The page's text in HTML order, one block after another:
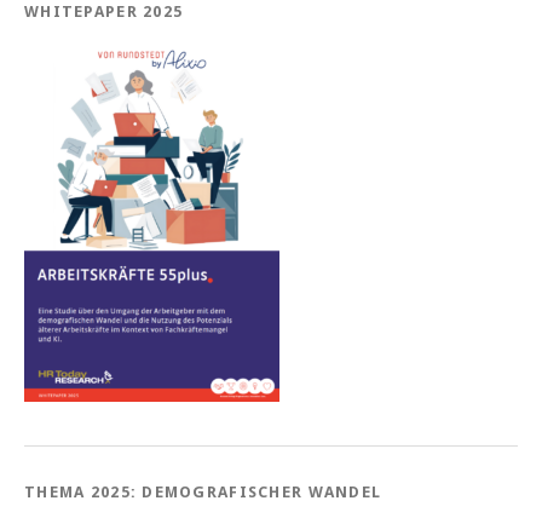
WHITEPAPER 2025
THEMA 2025: DEMOGRAFISCHER WANDEL